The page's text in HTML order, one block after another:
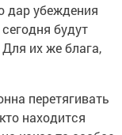
дар убеждения
будут
их же блага,
перетягивать
находится